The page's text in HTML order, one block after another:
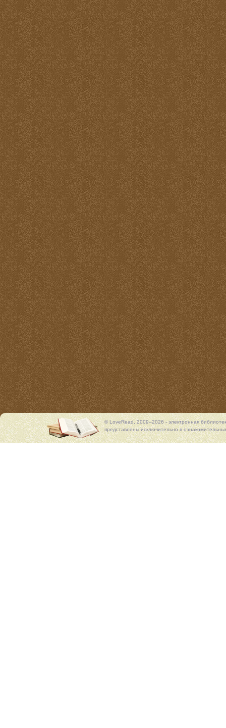
© LoveRead, 2009–2026 - электронная
представлены исключительно в